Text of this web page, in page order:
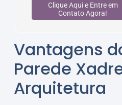
Clique Aqui e Entre em
Contato Agora!
Vantagens
Parede
Arquitetura